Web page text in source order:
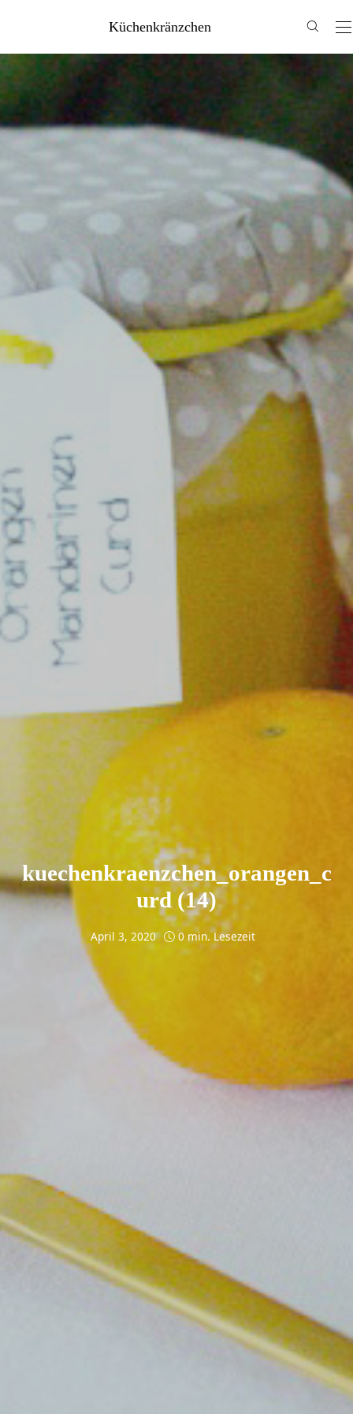
Küchenkränzchen
kuechenkraenzchen_orangen_c
urd (14)
April 3, 2020 0 min. Lesezeit